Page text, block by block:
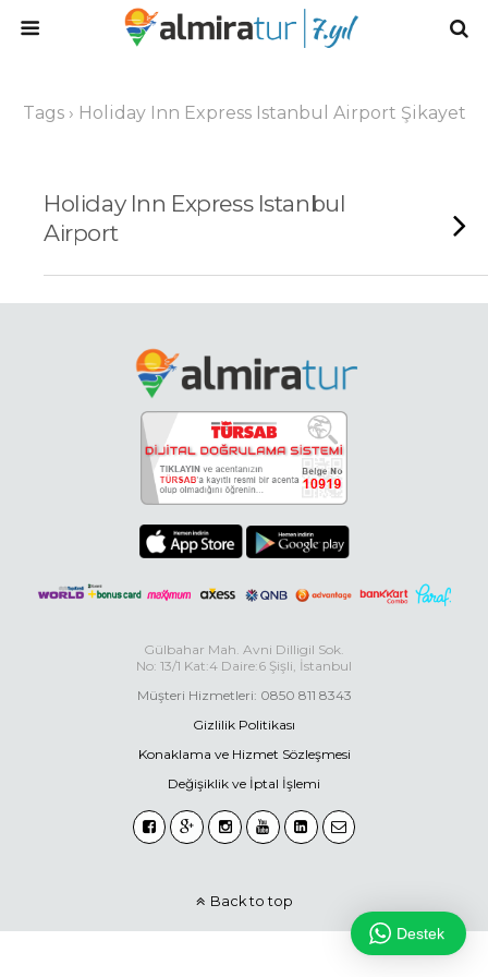
Tags › Holiday Inn Express Istanbul Airport Şikayet
Holiday Inn Express Istanbul
Airport
Gülbahar Mah. Avni Dilligil Sok.
No: 13/1 Kat:4 Daire:6 Şişli, İstanbul
Müşteri Hizmetleri: 0850 811 8343
Gizlilik Politikası
Konaklama ve Hizmet Sözleşmesi
Değişiklik ve İptal İşlemi
Back to top
Destek